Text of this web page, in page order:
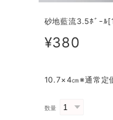
砂地藍流3.5ﾎﾞｰﾙ
¥380
10.7×4㎝※通常定
数量